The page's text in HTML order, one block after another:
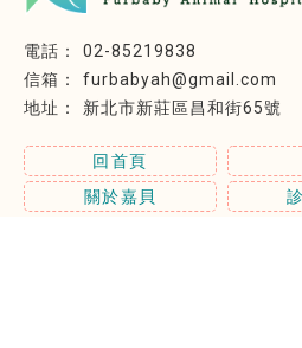
02-85219838
furbabyah@gmail.com
新北市新莊區昌和街65號
回首頁
關於嘉貝